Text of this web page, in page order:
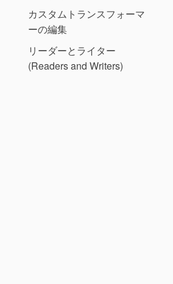
カスタムトランスフォーマ
ーの編集
リーダーとライター
(Readers and Writers)